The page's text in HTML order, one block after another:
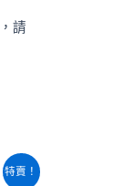
請
特賣！
目
前